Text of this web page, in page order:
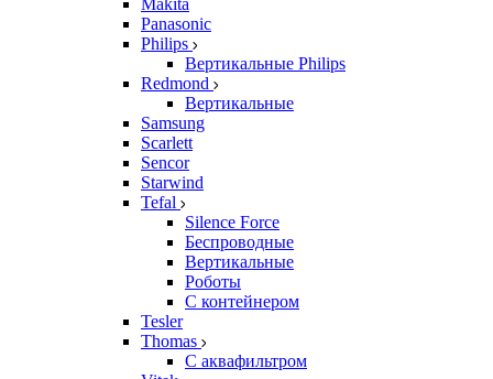
Makita
Panasonic
Philips
Вертикальные Philips
Redmond
Вертикальные
Samsung
Scarlett
Sencor
Starwind
Tefal
Silence Force
Беспроводные
Вертикальные
Роботы
С контейнером
Tesler
Thomas
С аквафильтром